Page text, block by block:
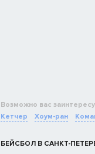
Возможно вас
Кетчер
Хоум-ран
БЕЙСБОЛ В САНКТ-